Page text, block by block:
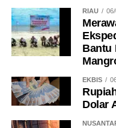
RIAU
Bantu
EKBIS
Dolar